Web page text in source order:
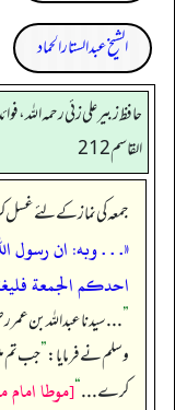
الشیخ عبدالستار الحماد
حافظ زبير على زئي رحمه
القاسم 212
جمعہ کی نماز کے لئے
«. . . وبه: ان رسول
احدكم الجمعة
”. . . سیدنا عبداللہ بن
وسلم نے فرمایا:”جب تم
کرے . . .“[موطا امام